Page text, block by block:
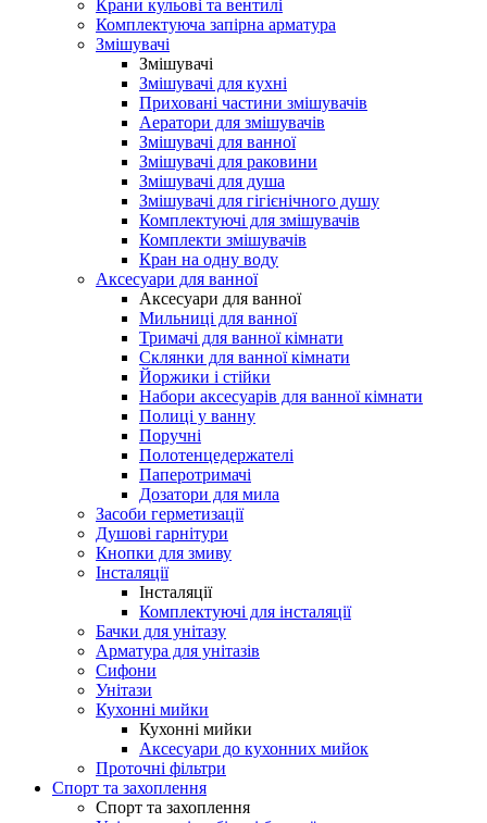
Крани кульові та вентилі
Комплектуюча запірна арматура
Змішувачі
Змішувачі
Змішувачі для кухні
Приховані частини змішувачів
Аератори для змішувачів
Змішувачі для ванної
Змішувачі для раковини
Змішувачі для душа
Змішувачі для гігієнічного душу
Комплектуючі для змішувачів
Комплекти змішувачів
Кран на одну воду
Аксесуари для ванної
Аксесуари для ванної
Мильниці для ванної
Тримачі для ванної кімнати
Склянки для ванної кімнати
Йоржики і стійки
Набори аксесуарів для ванної кімнати
Полиці у ванну
Поручні
Полотенцедержателі
Паперотримачі
Дозатори для мила
Засоби герметизації
Душові гарнітури
Кнопки для змиву
Інсталяції
Інсталяції
Комплектуючі для інсталяції
Бачки для унітазу
Арматура для унітазів
Сифони
Унітази
Кухонні мийки
Кухонні мийки
Аксесуари до кухонних мийок
Проточні фільтри
Спорт та захоплення
Спорт та захоплення